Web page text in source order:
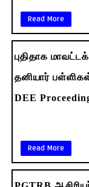
Read More
புதிதாக
தனியார்
DEE
Read More